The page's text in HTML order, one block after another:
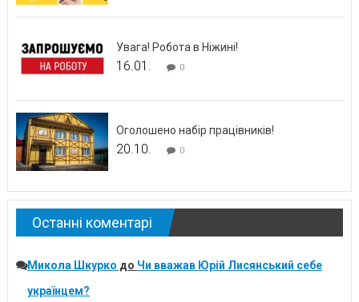
Увага! Робота в Ніжині!
16.01. 0
Оголошено набір працівників!
20.10. 0
Останні коментарі
Микола Шкурко до Чи вважав Юрій Лисянський себе
українцем?